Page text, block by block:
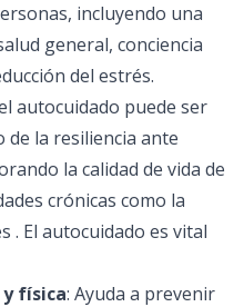
incluyendo una
general, conciencia
del estrés.
autocuidado puede ser
la resiliencia ante
la calidad de vida de
crónicas como la
. El autocuidado es vital
física: Ayuda a prevenir